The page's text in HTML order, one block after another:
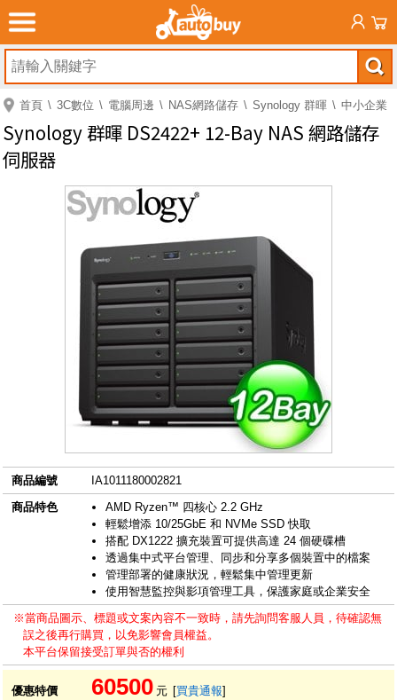
首頁 3C數位 電腦周邊 NAS網路儲存 Synology 群暉 中小企業
Synology 群暉 DS2422+ 12-Bay NAS 網路儲存
伺服器
商品編號
IA1011180002821
商品特色
AMD Ryzen™ 四核心 2.2 GHz
輕鬆增添 10/25GbE 和 NVMe SSD 快取
搭配 DX1222 擴充裝置可提供高達 24 個硬碟槽
透過集中式平台管理、同步和分享多個裝置中的檔案
管理部署的健康狀況，輕鬆集中管理更新
使用智慧監控與影項管理工具，保護家庭或企業安全
※當商品圖示、標題或文案內容不一致時，請先詢問客服人員，待確認無
誤之後再行購買，以免影響會員權益。
本平台保留接受訂單與否的權利
優惠特價 60500 元 [買貴通報]